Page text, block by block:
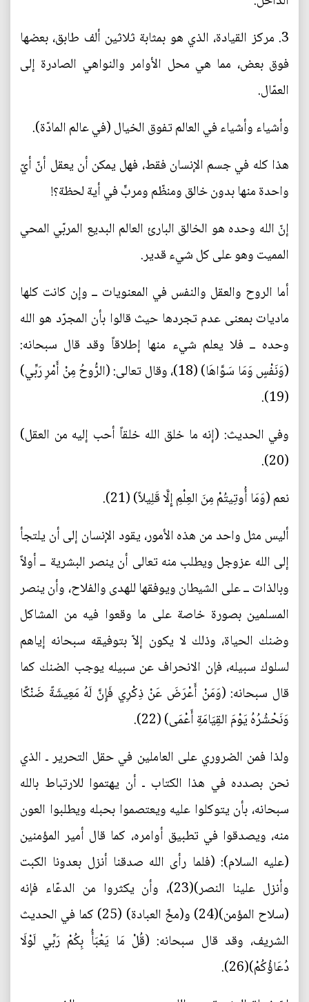
3. مركز القيادة، الذي هو بمثابة ثلاثين ألف طابق، بعضها
فوق بعض، مما هي محل الأوامر والنواهي الصادرة إلى
العمّال.
وأشياء وأشياء في العالم تفوق الخيال (في عالم المادّة).
هذا كله في جسم الإنسان فقط، فهل يمكن أن يعقل أنّ أيّ
واحدة منها بدون خالق ومنظّم ومربٍّ في أية لحظة؟!
إنّ الله وحده هو الخالق البارئ العالم البديع المربّي المحي
المميت وهو على كل شيء قدير.
أما الروح والعقل والنفس في المعنويات ــ وإن كانت كلها
ماديات بمعنى عدم تجردها حيث قالوا بأن المجرّد هو الله
وحده ــ فلا يعلم شيء منها إطلاقاً وقد قال سبحانه:
(وَنَفْسٍ وَمَا سَوَّاهَا) (18)، وقال تعالى: (الرُّوحُ مِنْ أَمْرِ رَبِّي)
(19).
وفي الحديث: (إنه ما خلق الله خلقاً أحب إليه من العقل)
(20).
نعم (وَمَا أُوتِيتُمْ مِنَ العِلْمِ إِلَّا قَلِيلاً) (21).
أليس مثل واحد من هذه الأمور، يقود الإنسان إلى أن يلتجأ
إلى الله عزوجل ويطلب منه تعالى أن ينصر البشرية ــ أولاً
وبالذات ــ على الشيطان ويوفقها للهدى والفلاح، وأن ينصر
المسلمين بصورة خاصة على ما وقعوا فيه من المشاكل
وضنك الحياة، وذلك لا يكون إلاّ بتوفيقه سبحانه إياهم
لسلوك سبيله، فإن الانحراف عن سبيله يوجب الضنك كما
قال سبحانه: (وَمَنْ أَعْرَضَ عَنْ ذِكْرِي فَإِنَّ لَهُ مَعِيشَةً ضَنْكًا
وَنَحْشُرُهُ يَوْمَ القِيَامَةِ أَعْمَى) (22).
ولذا فمن الضروري على العاملين في حقل التحرير ـ الذي
نحن بصدده في هذا الكتاب ـ أن يهتموا للارتباط بالله
سبحانه، بأن يتوكلوا عليه ويعتصموا بحبله ويطلبوا العون
منه، ويصدقوا في تطبيق أوامره، كما قال أمير المؤمنين
(عليه السلام): (فلما رأى الله صدقنا أنزل بعدونا الكبت
وأنزل علينا النصر)(23)، وأن يكثروا من الدعّاء فإنه
(سلاح المؤمن)(24) و(مخّ العبادة) (25) كما في الحديث
الشريف، وقد قال سبحانه: (قُلْ مَا يَعْبَأُ بِكُمْ رَبِّي لَوْلَا
دُعَاؤُكُمْ)(26).